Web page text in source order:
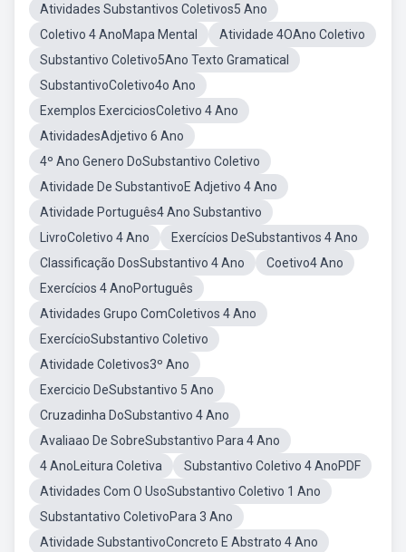
Atividades Substantivos Coletivos5 Ano
Coletivo 4 AnoMapa Mental
Atividade 4OAno Coletivo
Substantivo Coletivo5Ano Texto Gramatical
SubstantivoColetivo4o Ano
Exemplos ExerciciosColetivo 4 Ano
AtividadesAdjetivo 6 Ano
4º Ano Genero DoSubstantivo Coletivo
Atividade De SubstantivoE Adjetivo 4 Ano
Atividade Português4 Ano Substantivo
LivroColetivo 4 Ano
Exercícios DeSubstantivos 4 Ano
Classificação DosSubstantivo 4 Ano
Coetivo4 Ano
Exercícios 4 AnoPortuguês
Atividades Grupo ComColetivos 4 Ano
ExercícioSubstantivo Coletivo
Atividade Coletivos3º Ano
Exercicio DeSubstantivo 5 Ano
Cruzadinha DoSubstantivo 4 Ano
Avaliaao De SobreSubstantivo Para 4 Ano
4 AnoLeitura Coletiva
Substantivo Coletivo 4 AnoPDF
Atividades Com O UsoSubstantivo Coletivo 1 Ano
Substantativo ColetivoPara 3 Ano
Atividade SubstantivoConcreto E Abstrato 4 Ano